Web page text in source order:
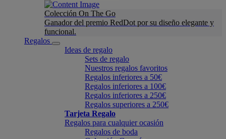
Colección On The Go
Ganador del premio RedDot por su diseño elegante y
funcional.
Regalos
Ideas de regalo
Sets de regalo
Nuestros regalos favoritos
Regalos inferiores a 50€
Regalos inferiores a 100€
Regalos inferiores a 250€
Regalos superiores a 250€
Tarjeta Regalo
Regalos para cualquier ocasión
Regalos de boda